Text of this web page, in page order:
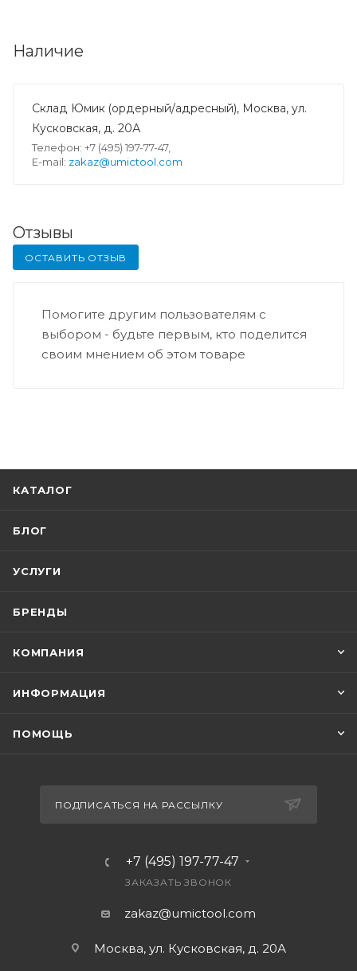
Наличие
Склад Юмик (ордерный/адресный), Москва, ул.
Кусковская, д. 20А
Телефон: +7 (495) 197-77-47,
E-mail: zakaz@umictool.com
Отзывы
ОСТАВИТЬ ОТЗЫВ
Помогите другим пользователям с
выбором - будьте первым, кто поделится
своим мнением об этом товаре
КАТАЛОГ
БЛОГ
УСЛУГИ
БРЕНДЫ
КОМПАНИЯ
ИНФОРМАЦИЯ
ПОМОЩЬ
ПОДПИСАТЬСЯ НА РАССЫЛКУ
+7 (495) 197-77-47
ЗАКАЗАТЬ ЗВОНОК
zakaz@umictool.com
Москва, ул. Кусковская, д. 20А